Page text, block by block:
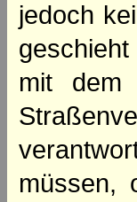
jedoch
mit dem
müssen,